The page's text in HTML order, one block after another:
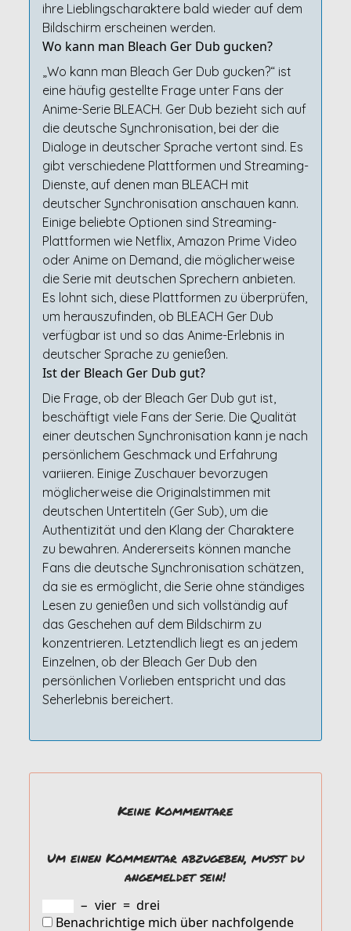
ihre Lieblingscharaktere bald wieder auf dem
Bildschirm erscheinen werden.
Wo kann man Bleach Ger Dub gucken?
„Wo kann man Bleach Ger Dub gucken?“ ist
eine häufig gestellte Frage unter Fans der
Anime-Serie BLEACH. Ger Dub bezieht sich auf
die deutsche Synchronisation, bei der die
Dialoge in deutscher Sprache vertont sind. Es
gibt verschiedene Plattformen und Streaming-
Dienste, auf denen man BLEACH mit
deutscher Synchronisation anschauen kann.
Einige beliebte Optionen sind Streaming-
Plattformen wie Netflix, Amazon Prime Video
oder Anime on Demand, die möglicherweise
die Serie mit deutschen Sprechern anbieten.
Es lohnt sich, diese Plattformen zu überprüfen,
um herauszufinden, ob BLEACH Ger Dub
verfügbar ist und so das Anime-Erlebnis in
deutscher Sprache zu genießen.
Ist der Bleach Ger Dub gut?
Die Frage, ob der Bleach Ger Dub gut ist,
beschäftigt viele Fans der Serie. Die Qualität
einer deutschen Synchronisation kann je nach
persönlichem Geschmack und Erfahrung
variieren. Einige Zuschauer bevorzugen
möglicherweise die Originalstimmen mit
deutschen Untertiteln (Ger Sub), um die
Authentizität und den Klang der Charaktere
zu bewahren. Andererseits können manche
Fans die deutsche Synchronisation schätzen,
da sie es ermöglicht, die Serie ohne ständiges
Lesen zu genießen und sich vollständig auf
das Geschehen auf dem Bildschirm zu
konzentrieren. Letztendlich liegt es an jedem
Einzelnen, ob der Bleach Ger Dub den
persönlichen Vorlieben entspricht und das
Seherlebnis bereichert.
Keine Kommentare
Um einen Kommentar abzugeben, musst du
angemeldet sein!
− vier = drei
Benachrichtige mich über nachfolgende